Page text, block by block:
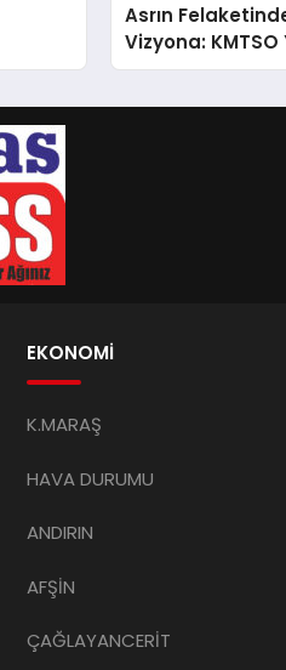
Asrın
Vizyona:
Binası Görkemli
EKONOMİ
K.MARAŞ
HAVA DURUMU
ANDIRIN
AFŞİN
ÇAĞLAYANCERİT